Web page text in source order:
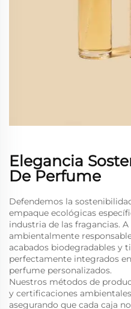
Elegancia
De Perfume
Defendemos la
empaque ecológicas
industria de las fragancias.
ambientalmente
acabados biodegradables y
perfectamente integrados
perfume personalizados.
Nuestros métodos de
y certificaciones
asegurando que cada caja